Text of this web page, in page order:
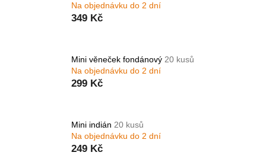
Na objednávku do 2 dní
349 Kč
Mini věneček fondánový 20 kusů
Na objednávku do 2 dní
299 Kč
Mini indián 20 kusů
Na objednávku do 2 dní
249 Kč